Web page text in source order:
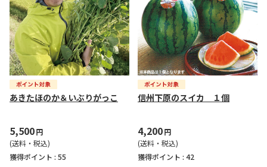
あきたほのか＆いぶりがっこ
5,500円
(送料・税込)
獲得ポイント : 55
信州下原のスイカ １個
4,200円
(送料・税込)
獲得ポイント : 42